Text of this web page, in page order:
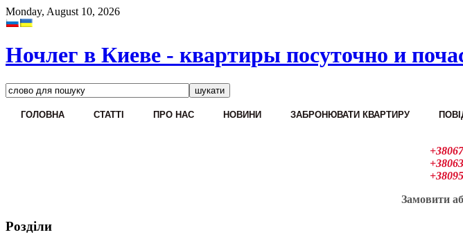
Monday, August 10, 2026
Ночлег в Киеве - квартиры посуточно и
ГОЛОВНА CТАТТІ ПРО НАС НОВИНИ ЗАБРОНЮВАТИ КВАРТИРУ
Замовити
Розділи